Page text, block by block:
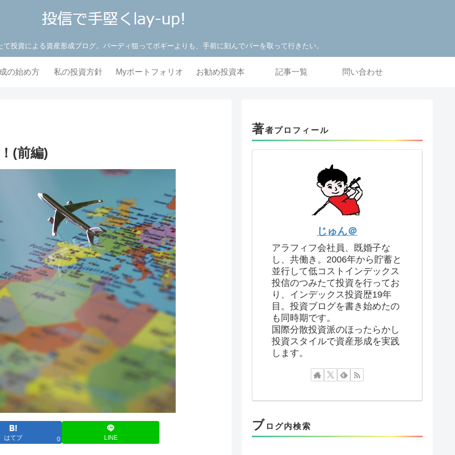
投資による資産形成ブログ。バーディ狙ってボギーよりも、手前に刻んでパーを取って行きたい。
の始め方 私の投資方針 Myポートフォリオ お勧め投資本 記事一覧 問い合わせ
(前編)
はてブ 0 LINE
著者プロフィール
じゅん＠
アラフィフ会社員、既婚子な
し、共働き。2006年から貯蓄と
並行して低コストインデックス
投信のつみたて投資を行ってお
り、インデックス投資歴19年
目。投資ブログを書き始めたの
も同時期です。
国際分散投資派のほったらかし
投資スタイルで資産形成を実践
します。
ブ ログ内検索